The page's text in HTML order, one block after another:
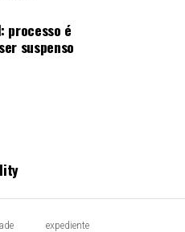
processo é
suspenso
expediente